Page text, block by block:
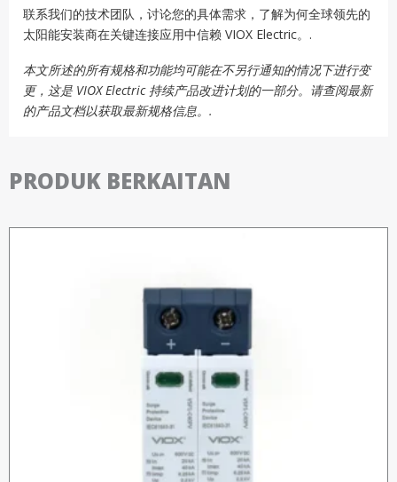
联系我们的技术团队，讨论您的具体需求，了解为何全球领先的
太阳能安装商在关键连接应用中信赖 VIOX Electric。.
本文所述的所有规格和功能均可能在不另行通知的情况下进行变
更，这是 VIOX Electric 持续产品改进计划的一部分。请查阅最新
的产品文档以获取最新规格信息。.
PRODUK BERKAITAN